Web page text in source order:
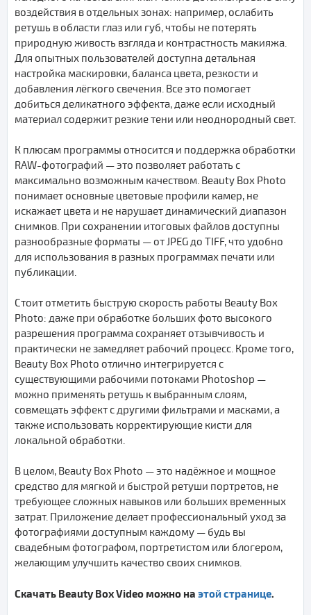
воздействия в отдельных зонах: например, ослабить
ретушь в области глаз или губ, чтобы не потерять
природную живость взгляда и контрастность макияжа.
Для опытных пользователей доступна детальная
настройка маскировки, баланса цвета, резкости и
добавления лёгкого свечения. Все это помогает
добиться деликатного эффекта, даже если исходный
материал содержит резкие тени или неоднородный свет.
К плюсам программы относится и поддержка обработки
RAW-фотографий — это позволяет работать с
максимально возможным качеством. Beauty Box Photo
понимает основные цветовые профили камер, не
искажает цвета и не нарушает динамический диапазон
снимков. При сохранении итоговых файлов доступны
разнообразные форматы — от JPEG до TIFF, что удобно
для использования в разных программах печати или
публикации.
Стоит отметить быструю скорость работы Beauty Box
Photo: даже при обработке больших фото высокого
разрешения программа сохраняет отзывчивость и
практически не замедляет рабочий процесс. Кроме того,
Beauty Box Photo отлично интегрируется с
существующими рабочими потоками Photoshop —
можно применять ретушь к выбранным слоям,
совмещать эффект с другими фильтрами и масками, а
также использовать корректирующие кисти для
локальной обработки.
В целом, Beauty Box Photo — это надёжное и мощное
средство для мягкой и быстрой ретуши портретов, не
требующее сложных навыков или больших временных
затрат. Приложение делает профессиональный уход за
фотографиями доступным каждому — будь вы
свадебным фотографом, портретистом или блогером,
желающим улучшить качество своих снимков.
Скачать Beauty Box Video можно на этой странице.